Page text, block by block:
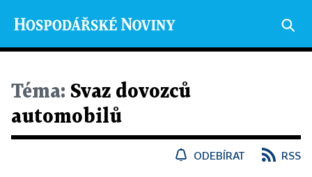
Téma: Svaz dovozců
automobilů
ODEBÍRAT RSS